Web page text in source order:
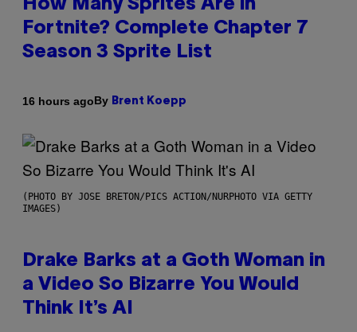
How Many Sprites Are in
Fortnite? Complete Chapter 7
Season 3 Sprite List
16 hours agoBy Brent Koepp
(PHOTO BY JOSE BRETON/PICS ACTION/NURPHOTO VIA GETTY
IMAGES)
Drake Barks at a Goth Woman in
a Video So Bizarre You Would
Think It’s AI